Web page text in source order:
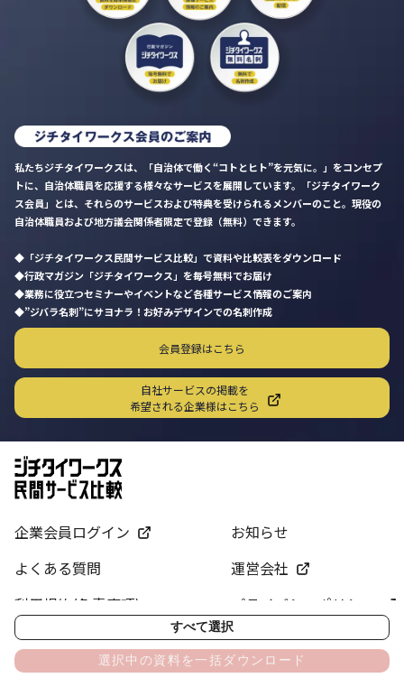
すべて選択
選択中の資料を一括ダウンロード
私たちジチタイワークスは、「自治体で働く“コトとヒト”を元気に。」をコンセプ
トに、自治体職員を応援する様々なサービスを展開しています。「ジチタイワーク
ス会員」とは、それらのサービスおよび特典を受けられるメンバーのこと。現役の
自治体職員および地方議会関係者限定で登録（無料）できます。
「ジチタイワークス民間サービス比較」で資料や比較表をダウンロード
行政マガジン「ジチタイワークス」を毎号無料でお届け
業務に役立つセミナーやイベントなど各種サービス情報のご案内
”ジバラ名刺”にサヨナラ！お好みデザインでの名刺作成
会員登録はこちら
自社サービスの掲載を
希望される企業様はこちら
企業会員ログイン
お知らせ
よくある質問
運営会社
利用規約(免責事項)
プライバシーポリシー
サイトマップ
お問い合わせ